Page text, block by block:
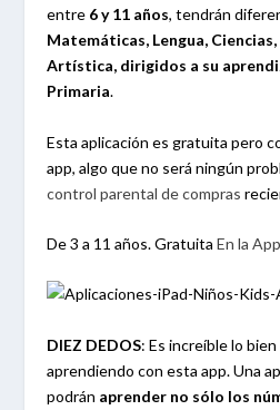
entre 6 y 11 años, tendrán
Matemáticas, Lengua,
Artística, dirigidos a su
Primaria.
Esta aplicación es gratuita pero
app, algo que no será ningún
control parental de compras
De 3 a 11 años. GratuitaEn la
DIEZ DEDOS: Es increíble lo
aprendiendo con esta app. Una
podrán aprender no sólo los